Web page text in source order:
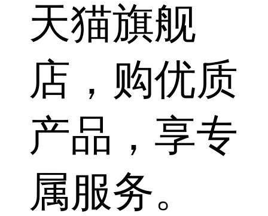
天猫旗舰
店，购优质
产品，享专
属服务。